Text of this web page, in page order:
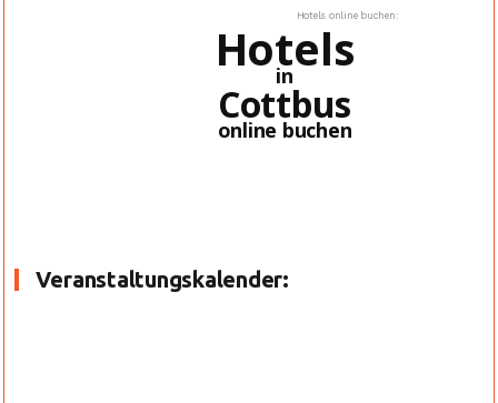
Hotels online buchen:
Hotels
in
Cottbus
online buchen
Veranstaltungskalender: